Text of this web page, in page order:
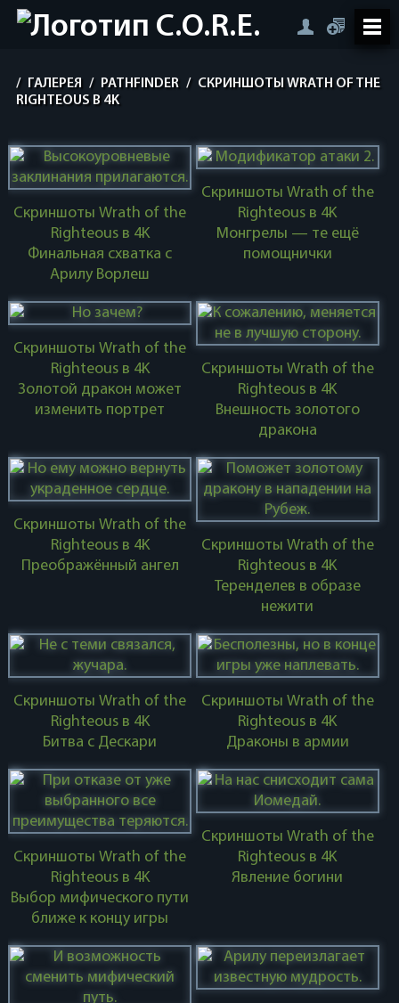
/ ГАЛЕРЕЯ / PATHFINDER / СКРИНШОТЫ WRATH OF THE
RIGHTEOUS В 4K
Скриншоты Wrath of the
Righteous в 4K
Финальная схватка с
Арилу Ворлеш
Скриншоты Wrath of the
Righteous в 4K
Монгрелы — те ещё
помощнички
Скриншоты Wrath of the
Righteous в 4K
Золотой дракон может
изменить портрет
Скриншоты Wrath of the
Righteous в 4K
Внешность золотого
дракона
Скриншоты Wrath of the
Righteous в 4K
Преображённый ангел
Скриншоты Wrath of the
Righteous в 4K
Теренделев в образе
нежити
Скриншоты Wrath of the
Righteous в 4K
Битва с Дескари
Скриншоты Wrath of the
Righteous в 4K
Драконы в армии
Скриншоты Wrath of the
Righteous в 4K
Выбор мифического пути
ближе к концу игры
Скриншоты Wrath of the
Righteous в 4K
Явление богини